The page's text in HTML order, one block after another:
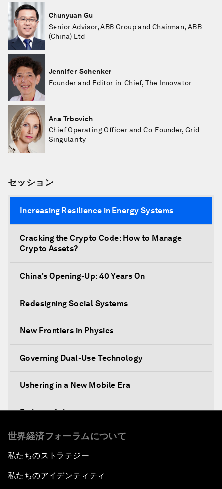
Chunyuan Gu
Senior Advisor, ABB Group and Chairman, ABB
(China) Ltd
Jennifer Schenker
Founder and Editor-in-Chief, The Innovator
Ana Trbovich
Chief Operating Officer and Co-Founder, Grid
Singularity
セッション
Increasing Resilience in Energy Systems
Cracking the Crypto Code: How to Manage
Crypto Assets?
China's Opening-Up: 40 Years On
Redesigning Social Systems
New Frontiers in Physics
Governing Dual-Use Technology
Ushering in a New Mobile Era
Fighting Cybercrime
Standing Up for Science
世界経済フォーラムについて
私たちのストラテジー
私たちのアイデンティティ